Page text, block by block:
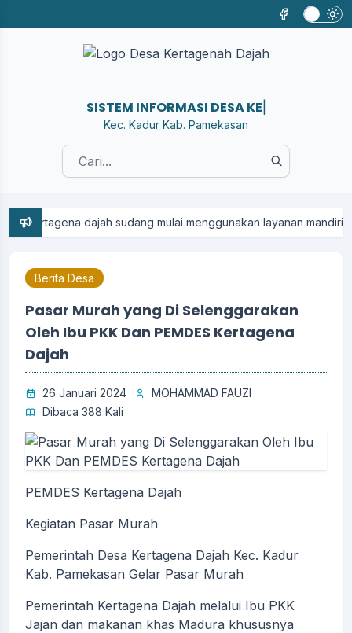
SISTEM INFORMASI DESA KERTAGE
Kec. Kadur Kab. Pamekasan
dajah sudang mulai menggunakan layanan mandiri berbasis
Berita Desa
Pasar Murah yang Di Selenggarakan
Oleh Ibu PKK Dan PEMDES Kertagena
Dajah
26 Januari 2024
MOHAMMAD FAUZI
Dibaca 388 Kali
PEMDES Kertagena Dajah
Kegiatan Pasar Murah
Pemerintah Desa Kertagena Dajah Kec. Kadur
Kab. Pamekasan Gelar Pasar Murah
Pemerintah Kertagena Dajah melalui Ibu PKK
Jajan dan makanan khas Madura khususnya